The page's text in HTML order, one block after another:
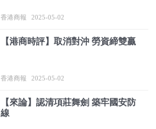
香港商報 2025-05-02
【港商時評】取消對沖 勞資締雙贏
香港商報 2025-05-02
【來論】認清項莊舞劍 築牢國安防
線